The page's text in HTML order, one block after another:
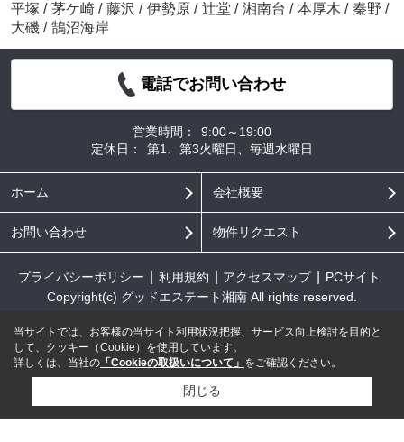
平塚 / 茅ケ崎 / 藤沢 / 伊勢原 / 辻堂 / 湘南台 / 本厚木 / 秦野 /
大磯 / 鵠沼海岸
電話でお問い合わせ
営業時間：
9:00～19:00
定休日：
第1、第3火曜日、毎週水曜日
ホーム 会社概要
お問い合わせ 物件リクエスト
プライバシーポリシー 利用規約 アクセスマップ
PCサイト
Copyright(c) グッドエステート湘南 All rights reserved.
当サイトでは、お客様の当サイト利用状況把握、サービス向上検討を目的と
して、クッキー（Cookie）を使用しています。
詳しくは、当社の 「Cookieの取扱いについて」 をご確認ください。
閉じる